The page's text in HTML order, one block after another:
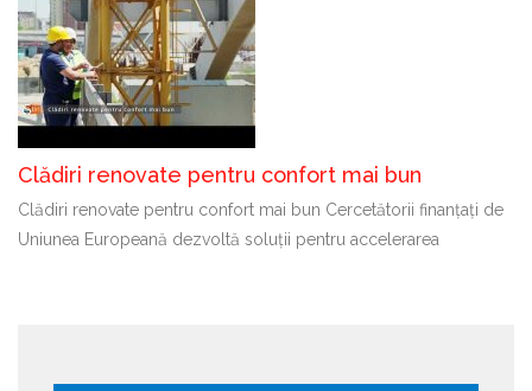
Clădiri renovate pentru confort mai bun
Clădiri renovate pentru confort mai bun Cercetătorii finanțați de
Uniunea Europeană dezvoltă soluții pentru accelerarea